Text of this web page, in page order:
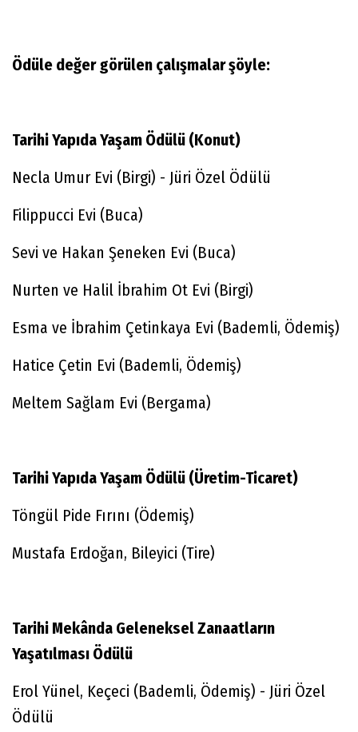
Ödüle değer görülen çalışmalar şöyle:
Tarihi Yapıda Yaşam Ödülü​ (Konut)
Necla Umur Evi (Birgi) - Jüri Özel Ödülü
Filippucci Evi (Buca)
Sevi ve Hakan Şeneken Evi (Buca)
Nurten ve Halil İbrahim Ot Evi (Birgi)
Esma ve İbrahim Çetinkaya Evi (Bademli, Ödemiş)
Hatice Çetin Evi (Bademli, Ödemiş)
Meltem Sağlam Evi (Bergama)
Tarihi Yapıda Yaşam Ödülü​ (Üretim-Ticaret)
Töngül Pide Fırını (Ödemiş)
Mustafa Erdoğan, Bileyici (Tire)
Tarihi Mekânda Geleneksel Zanaatların
Yaşatılması Ödülü
Erol Yünel, Keçeci (Bademli, Ödemiş) - Jüri Özel
Ödülü